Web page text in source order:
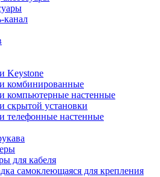
канал
Keystone
комбинированные
компьютерные настенные
скрытой установки
телефонные настенные
для кабеля
самоклеющаяся для крепления